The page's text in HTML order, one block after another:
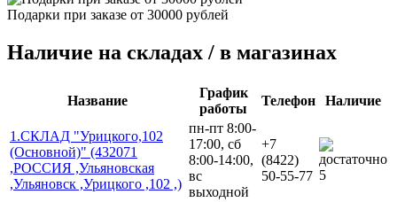
Подарки при заказе от 30000 рублей
Наличие на складах / в магазинах
Название
График
работы
Телефон Наличие
1.СКЛАД "Урицкого,102
(Основной)" (432071
,РОССИЯ ,Ульяновская
,Ульяновск ,Урицкого ,102 ,)
пн-пт 8:00-
17:00, сб
8:00-14:00,
вс
выходной
+7
(8422)
50-55-77 5